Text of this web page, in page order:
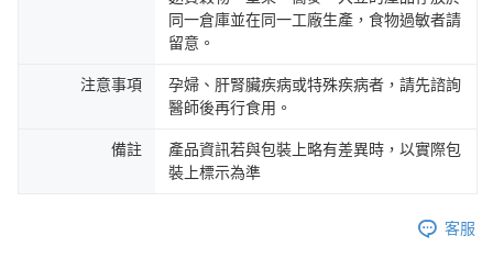
同一倉庫並在同一工廠生產，食物過敏者請
留意。
注意事項
孕婦、肝腎臟疾病或特殊疾病者，請先諮詢
醫師後再行食用。
備註
產品資訊若與包裝上略有差異時，以實際包
裝上標示為準
客服